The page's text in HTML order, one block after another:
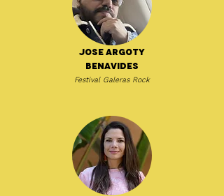
Jose Argoty
Benavides
Festival Galeras Rock